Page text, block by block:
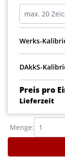
Werks-
DAkkS-
Preis pro
Lieferzeit
Menge: